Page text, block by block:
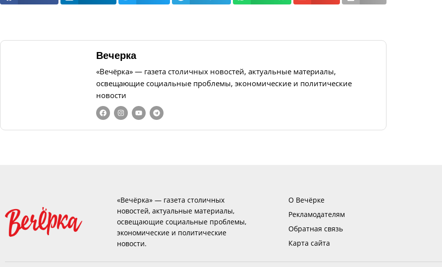
Вечерка
«Вечёрка» — газета столичных новостей, актуальные материалы,
освещающие социальные проблемы, экономические и политические
новости
«Вечёрка» — газета столичных
новостей, актуальные материалы,
освещающие социальные проблемы,
экономические и политические
новости.
О Вечёрке
Рекламодателям
Обратная связь
Карта сайта